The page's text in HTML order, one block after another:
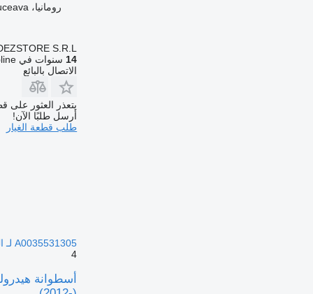
رومانيا، Suceava
S.R.L.
14 سنوات في Autoline
الاتصال بالبائع
يتعذر العثور على
أرسل طلبًا الآن!
طلب قطعة الغيار
A0035531305 لـ السيارات القاطرة Mercedes-Benz Actros MP4 Antos Arocs (2012-)
4